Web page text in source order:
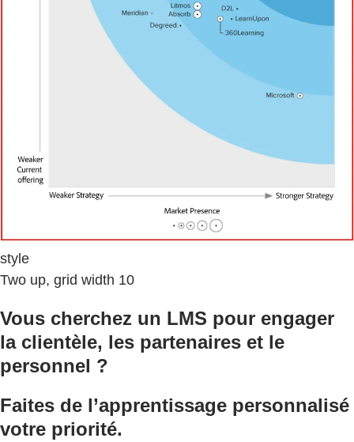
style
Two up, grid width 10
Vous cherchez un LMS pour engager
la clientèle, les partenaires et le
personnel ?
Faites de l’apprentissage personnalisé
votre priorité.